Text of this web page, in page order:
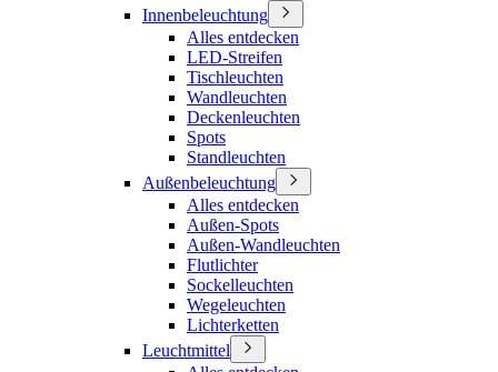
Innenbeleuchtung
Alles entdecken
LED-Streifen
Tischleuchten
Wandleuchten
Deckenleuchten
Spots
Standleuchten
Außenbeleuchtung
Alles entdecken
Außen-Spots
Außen-Wandleuchten
Flutlichter
Sockelleuchten
Wegeleuchten
Lichterketten
Leuchtmittel